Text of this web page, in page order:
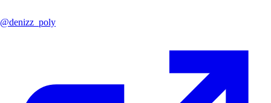
@denizz_poly